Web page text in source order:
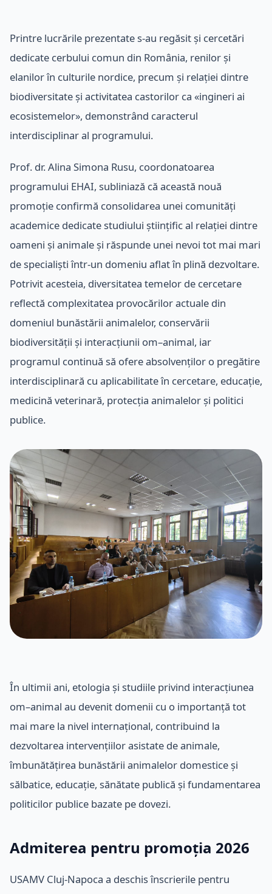
Printre lucrările prezentate s-au regăsit și cercetări
dedicate cerbului comun din România, renilor și
elanilor în culturile nordice, precum și relației dintre
biodiversitate și activitatea castorilor ca «ingineri ai
ecosistemelor», demonstrând caracterul
interdisciplinar al programului.
Prof. dr. Alina Simona Rusu, coordonatoarea
programului EHAI, subliniază că această nouă
promoție confirmă consolidarea unei comunități
academice dedicate studiului științific al relației dintre
oameni și animale și răspunde unei nevoi tot mai mari
de specialiști într-un domeniu aflat în plină dezvoltare.
Potrivit acesteia, diversitatea temelor de cercetare
reflectă complexitatea provocărilor actuale din
domeniul bunăstării animalelor, conservării
biodiversității și interacțiunii om–animal, iar
programul continuă să ofere absolvenților o pregătire
interdisciplinară cu aplicabilitate în cercetare, educație,
medicină veterinară, protecția animalelor și politici
publice.
În ultimii ani, etologia și studiile privind interacțiunea
om–animal au devenit domenii cu o importanță tot
mai mare la nivel internațional, contribuind la
dezvoltarea intervențiilor asistate de animale,
îmbunătățirea bunăstării animalelor domestice și
sălbatice, educație, sănătate publică și fundamentarea
politicilor publice bazate pe dovezi.
Admiterea pentru promoția 2026
USAMV Cluj-Napoca a deschis înscrierile pentru